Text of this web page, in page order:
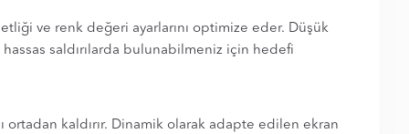
ve renk değeri ayarlarını optimize eder. Düşük
saldırılarda bulunabilmeniz için hedefi
ortadan kaldırır. Dinamik olarak adapte edilen ekran